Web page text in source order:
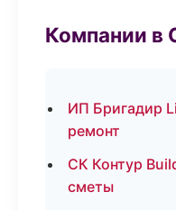
Компании в
ИП Бригадир
ремонт
СК Контур
сметы